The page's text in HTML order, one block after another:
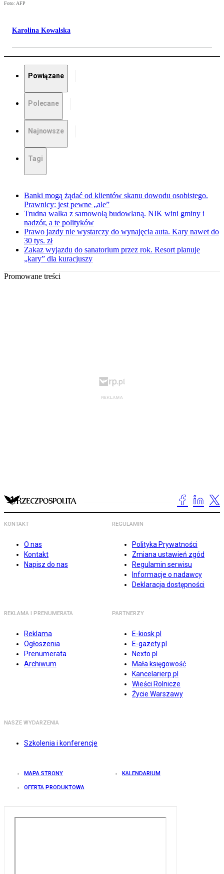
Foto: AFP
Karolina Kowalska
Powiązane
Polecane
Najnowsze
Tagi
Banki mogą żądać od klientów skanu dowodu osobistego.
Prawnicy: jest pewne „ale”
Trudna walka z samowolą budowlaną. NIK wini gminy i
nadzór, a te polityków
Prawo jazdy nie wystarczy do wynajęcia auta. Kary nawet do
30 tys. zł
Zakaz wyjazdu do sanatorium przez rok. Resort planuje
„kary” dla kuracjuszy
Promowane treści
KONTAKT
O nas
Kontakt
Napisz do nas
REGULAMIN
Polityka Prywatności
Zmiana ustawień zgód
Regulamin serwisu
Informacje o nadawcy
Deklaracja dostępności
REKLAMA I PRENUMERATA
Reklama
Ogłoszenia
Prenumerata
Archiwum
PARTNERZY
E-kiosk.pl
E-gazety.pl
Nexto.pl
Mała księgowość
Kancelarierp.pl
Wieści Rolnicze
Życie Warszawy
NASZE WYDARZENIA
Szkolenia i konferencje
MAPA STRONY KALENDARIUM
OFERTA PRODUKTOWA